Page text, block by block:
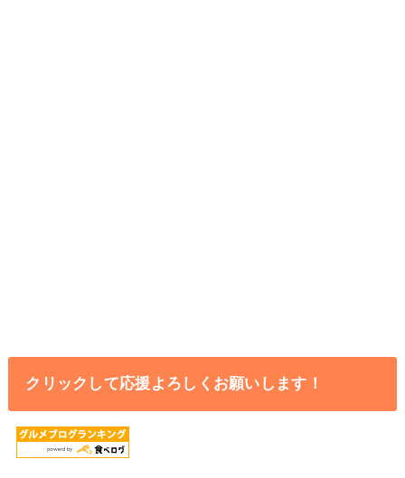
クリックして応援よろしくお願いします！